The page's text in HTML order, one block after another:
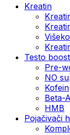
Kreatin
Testo
Pre-
NO
Kofein
Beta-
HMB
Pojačivači